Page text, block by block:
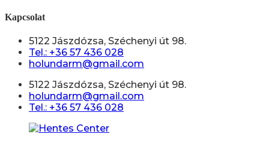
Kapcsolat
5122 Jászdózsa, Széchenyi út 98.
Tel.: +36 57 436 028
holundarm@gmail.com
5122 Jászdózsa, Széchenyi út 98.
holundarm@gmail.com
Tel.: +36 57 436 028